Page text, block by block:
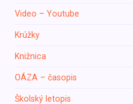
Video – Youtube
Krúžky
Knižnica
ОÁZA – časopis
Školský letopis